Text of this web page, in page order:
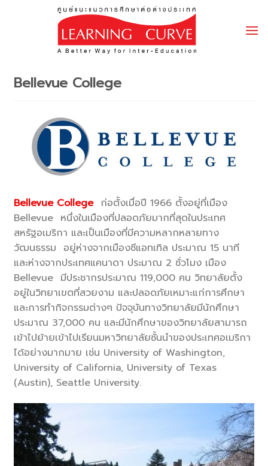
Bellevue College
Bellevue College ก่อตั้งเมื่อปี 1966 ตั้งอยู่ที่เมือง
Bellevue หนึ่งในเมืองที่ปลอดภัยมากที่สุดในประเทศ
สหรัฐอเมริกา และเป็นเมืองที่มีความหลากหลายทาง
วัฒนธรรม อยู่ห่างจากเมืองซีแอทเทิล ประมาณ 15 นาที
และห่างจากประเทศแคนาดา ประมาณ 2 ชั่วโมง เมือง
Bellevue มีประชากรประมาณ 119,000 คน วิทยาลัยตั้ง
อยู่ในวิทยาเขตที่สวยงาม และปลอดภัยเหมาะแก่การศึกษา
และการทำกิจกรรมต่างๆ ปัจจุบันทางวิทยาลัยมีนักศึกษา
ประมาณ 37,000 คน และมีนักศึกษาของวิทยาลัยสามารถ
เข้าไปย้ายเข้าไปเรียนมหาวิทยาลัยชั้นนำของประเทศอเมริกา
ได้อย่างมากมาย เช่น University of Washington,
University of California, University of Texas
(Austin), Seattle University.